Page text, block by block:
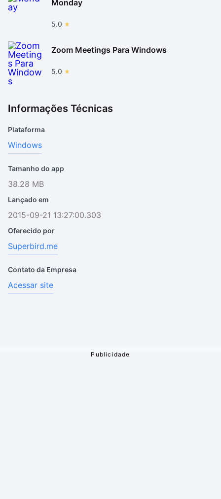
Monday
5.0
Zoom Meetings Para Windows
5.0
Informações Técnicas
Plataforma
Windows
Tamanho do app
38.28 MB
Lançado em
2015-09-21 13:27:00.303
Oferecido por
Superbird.me
Contato da Empresa
Acessar site